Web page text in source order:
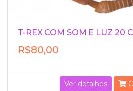
T-REX COM SOM E LUZ 20
R$80,00
Ver detalhes